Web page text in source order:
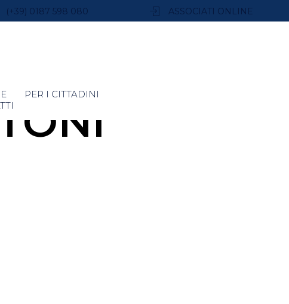
(+39) 0187 598 080 ASSOCIATI ONLINE
PER I CITTADINI